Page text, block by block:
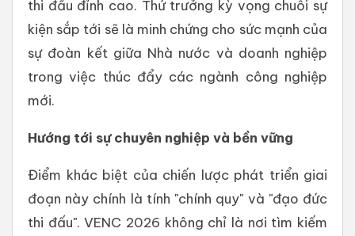
thi đấu đỉnh cao. Thứ trưởng kỳ vọng chuỗi sự
kiện sắp tới sẽ là minh chứng cho sức mạnh của
sự đoàn kết giữa Nhà nước và doanh nghiệp
trong việc thúc đẩy các ngành công nghiệp
mới.
Hướng tới sự chuyên nghiệp và bền vững
Điểm khác biệt của chiến lược phát triển giai
đoạn này chính là tính "chính quy" và "đạo đức
thi đấu". VENC 2026 không chỉ là nơi tìm kiếm